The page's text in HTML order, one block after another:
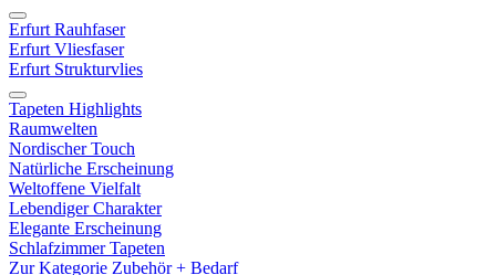
Erfurt Rauhfaser
Erfurt Vliesfaser
Erfurt Strukturvlies
Tapeten Highlights
Raumwelten
Nordischer Touch
Natürliche Erscheinung
Weltoffene Vielfalt
Lebendiger Charakter
Elegante Erscheinung
Schlafzimmer Tapeten
Zur Kategorie Zubehör + Bedarf